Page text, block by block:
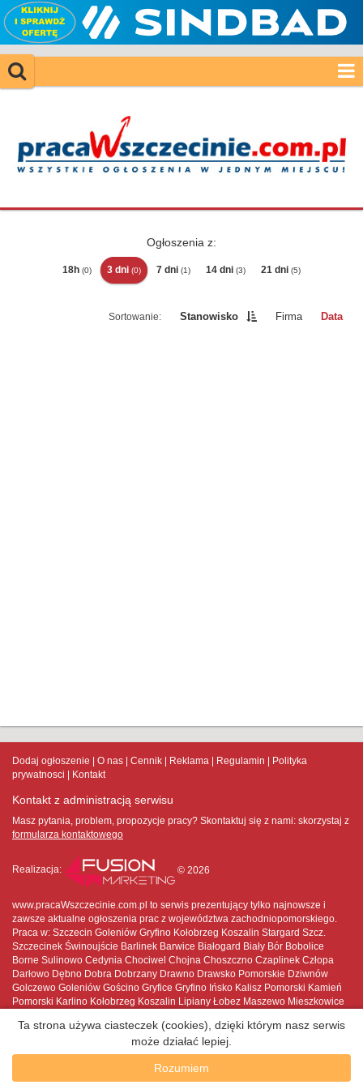
Ogłoszenia z:
18h (0) 3 dni (0) 7 dni (1) 14 dni (3) 21 dni (5)
Stanowisko Firma Data
Dodaj ogłoszenie O nas Cennik Reklama Regulamin
Polityka
prywatnosci
Kontakt
Kontakt z administracją serwisu
Masz pytania, problem, propozycje pracy? Skontaktuj się z nami: skorzystaj z
formularza kontaktowego
Realizacja: © 2026
www.pracaWszczecinie.com.pl to serwis prezentujący tylko najnowsze i
zawsze aktualne ogłoszenia prac z województwa zachodniopomorskiego.
Praca w: Szczecin Goleniów Gryfino Kołobrzeg Koszalin Stargard Szcz.
Szczecinek Świnoujście Barlinek Barwice Białogard Biały Bór Bobolice
Borne Sulinowo Cedynia Chociwel Chojna Choszczno Czaplinek Człopa
Darłowo Dębno Dobra Dobrzany Drawno Drawsko Pomorskie Dziwnów
Golczewo Goleniów Gościno Gryfice Gryfino Ińsko Kalisz Pomorski Kamień
Pomorski Karlino Kołobrzeg Koszalin Lipiany Łobez Maszewo Mieszkowice
Pełczyce Płoty Polanów Police Połczyn-Zdrój Pyrzyce Recz Resko Sianów
Sławno Stargard Szczeciński Stepnica Suchań Szczecin Szczecinek
Świdwin Świnoujście Trzcińsko-Zdrój Trzebiatów Tuczno Tychowo Wałcz
Ta strona używa ciasteczek (cookies), dzięki którym nasz serwis
może działać lepiej.
Rozumiem